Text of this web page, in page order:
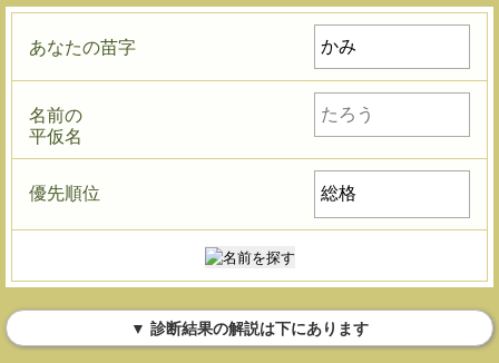
あなたの苗字
名前の
平仮名
優先順位
▼ 診断結果の解説は下にあります